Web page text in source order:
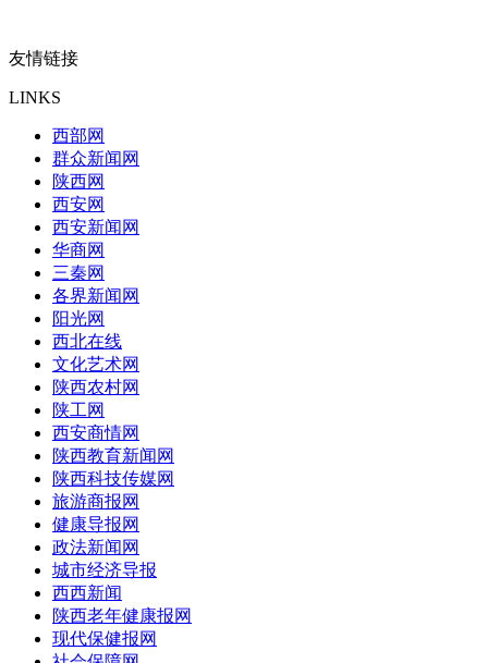
友情链接
LINKS
西部网
群众新闻网
陕西网
西安网
西安新闻网
华商网
三秦网
各界新闻网
阳光网
西北在线
文化艺术网
陕西农村网
陕工网
西安商情网
陕西教育新闻网
陕西科技传媒网
旅游商报网
健康导报网
政法新闻网
城市经济导报
西西新闻
陕西老年健康报网
现代保健报网